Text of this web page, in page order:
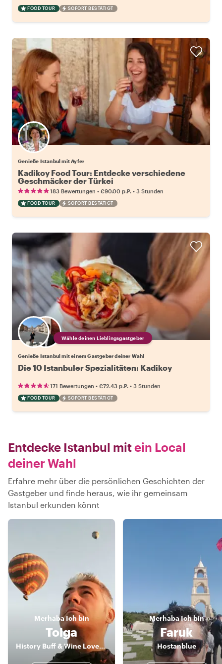
FOOD TOUR SOFORT BESTÄTIGT
Genieße Istanbul mit Ayfer
Kadikoy Food Tour: Entdecke verschiedene
Geschmäcker der Türkei
183 Bewertungen • €90.00 p.P. • 3 Stunden
FOOD TOUR SOFORT BESTÄTIGT
Wähle deinen Lieblingsgastgeber
Genieße Istanbul mit einem Gastgeber deiner Wahl
Die 10 Istanbuler Spezialitäten: Kadikoy
171 Bewertungen • €72.43 p.P. • 3 Stunden
FOOD TOUR SOFORT BESTÄTIGT
Entdecke Istanbul mitein Local
deiner Wahl
Erfahre mehr über die persönlichen Geschichten der
Gastgeber und finde heraus, wie ihr gemeinsam
Istanbul erkunden könnt
MerhabaIch bin
Tolga
History Buff & Wine Lover & Foodie
MerhabaIch bin
Faruk
Hostanblue